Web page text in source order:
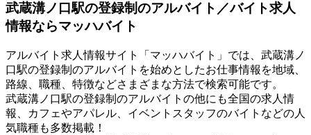
武蔵溝ノ口駅の登録制のアルバイト／バイト求人
情報ならマッハバイト
アルバイト求人情報サイト「マッハバイト」では、武蔵溝ノ
口駅の登録制のアルバイトを始めとしたお仕事情報を地域、
路線、職種、特徴などさまざまな方法で検索可能です。
武蔵溝ノ口駅の登録制のアルバイトの他にも全国の求人情
報、カフェやアパレル、イベントスタッフのバイトなどの人
気職種も多数掲載！